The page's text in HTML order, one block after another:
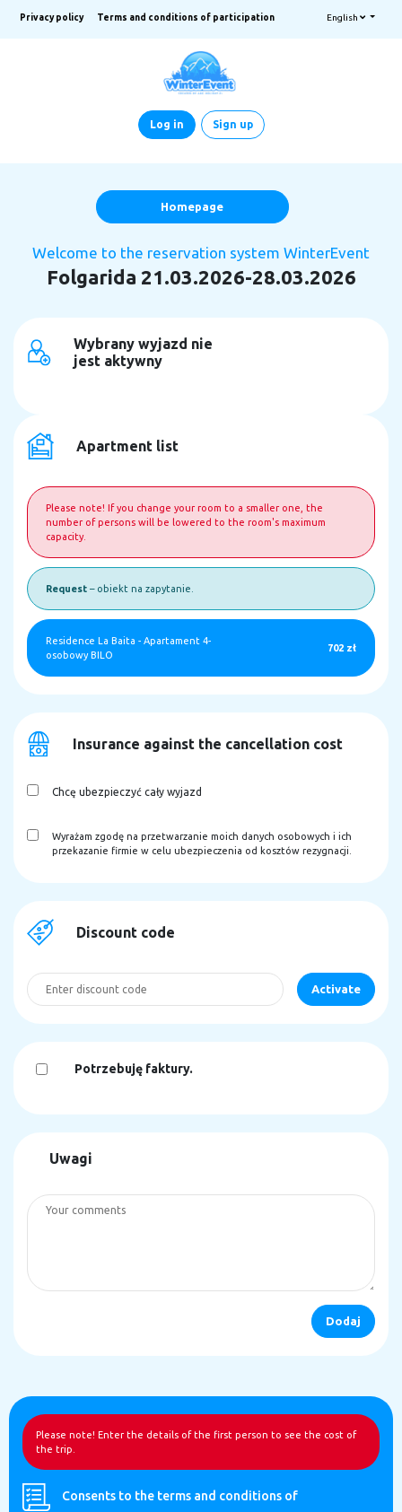
Privacy policy Terms and conditions of participation English
Log in Sign up
Homepage
Welcome to the reservation system WinterEvent
Folgarida 21.03.2026-28.03.2026
Apartment list
Please note! If you change your room to a smaller one, the
number of persons will be lowered to the room's maximum
capacity.
Request – obiekt na zapytanie.
Residence La Baita - Apartament 4-
osobowy BILO
702 zł
Insurance against the cancellation cost
Chcę ubezpieczyć cały wyjazd
Wyrażam zgodę na przetwarzanie moich danych osobowych i ich
przekazanie firmie w celu ubezpieczenia od kosztów rezygnacji.
Discount code
Potrzebuję faktury.
Uwagi
Wybrany wyjazd nie
jest aktywny
Please note! Enter the details of the first person to see the cost of
the trip.
Consents to the terms and conditions of